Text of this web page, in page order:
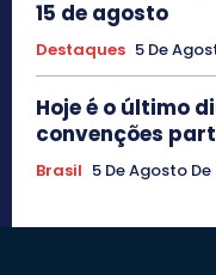
15 de agosto
Destaques 5 De
Hoje é o último
convenções
Brasil 5 De Agosto